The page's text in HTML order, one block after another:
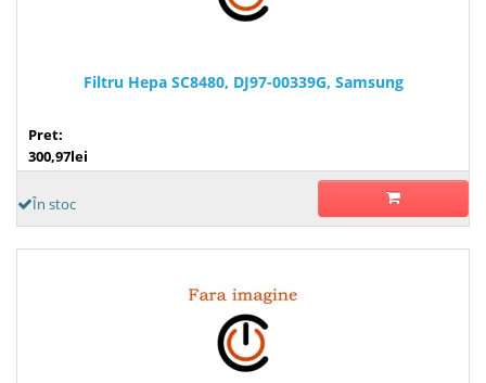
Filtru Hepa SC8480, DJ97-00339G, Samsung
Pret:
300,97lei
În stoc